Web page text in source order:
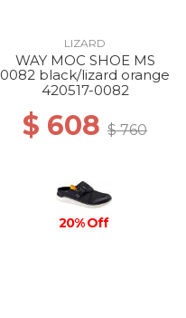
LIZARD
WAY MOC SHOE MS
0082 black/lizard orange
420517-0082
$ 608 $ 760
20% Off